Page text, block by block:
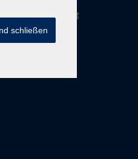
Dienstag
schließen